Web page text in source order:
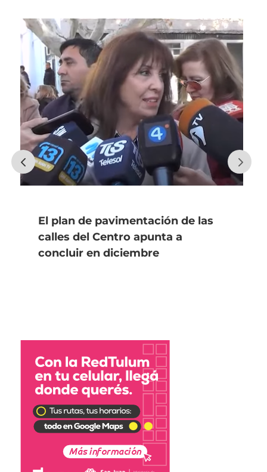
El plan de pavimentación de las
calles del Centro apunta a
concluir en diciembre